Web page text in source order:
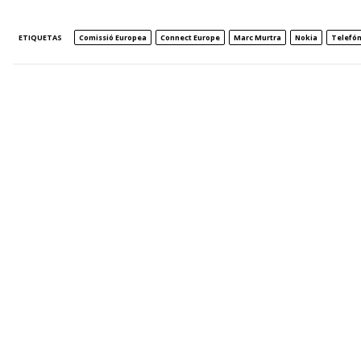
ETIQUETAS Comissió Europea Connect Europe Marc Murtra Nokia